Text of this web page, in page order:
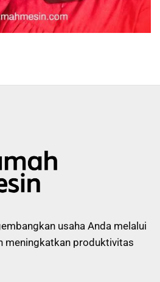
usaha Anda melalui
meningkatkan produktivitas